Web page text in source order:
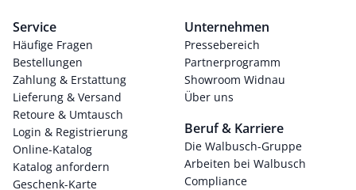
Service
Häufige Fragen
Bestellungen
Zahlung & Erstattung
Lieferung & Versand
Retoure & Umtausch
Login & Registrierung
Online-Katalog
Katalog anfordern
Geschenk-Karte
Unternehmen
Pressebereich
Partnerprogramm
Showroom Widnau
Über uns
Beruf & Karriere
Die Walbusch-Gruppe
Arbeiten bei Walbusch
Compliance